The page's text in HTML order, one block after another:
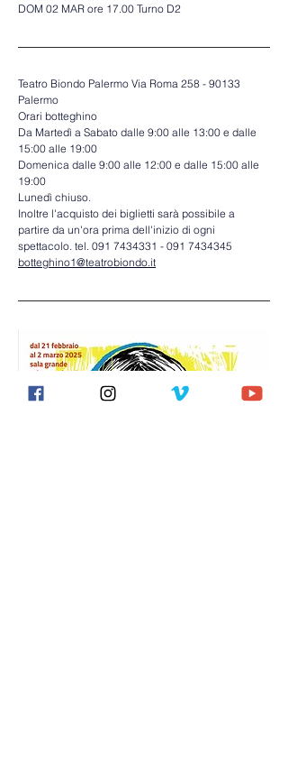
DOM 02 MAR ore 17.00 Turno D2
Teatro Biondo Palermo Via Roma 258 - 90133
Palermo
Orari botteghino
Da Martedì a Sabato dalle 9:00 alle 13:00 e dalle
15:00 alle 19:00
Domenica dalle 9:00 alle 12:00 e dalle 15:00 alle
19:00
Lunedì chiuso.
Inoltre l'acquisto dei biglietti sarà possibile a
partire da un'ora prima dell'inizio di ogni
spettacolo. tel. 091 7434331 - 091 7434345
botteghino1@teatrobiondo.it